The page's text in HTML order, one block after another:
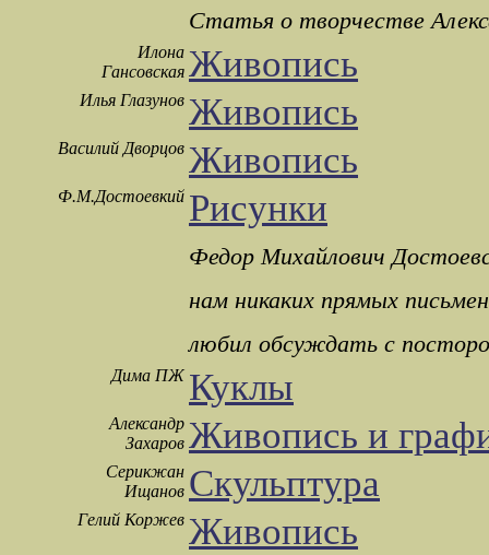
Статья о творчестве
Илона
Гансовская Живопись
Илья Глазунов Живопись
Василий Дворцов Живопись
Ф.М.Достоевкий Рисунки
Федор Михайлович
нам никаких прямых
любил обсуждать с
Дима ПЖ Куклы
Александр
Захаров Живопись и
Серикжан
Ищанов Скульптура
Гелий Коржев Живопись